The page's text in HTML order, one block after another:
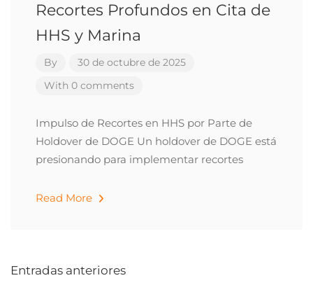
Recortes Profundos en Cita de
HHS y Marina
By
30 de octubre de 2025
With 0 comments
Impulso de Recortes en HHS por Parte de
Holdover de DOGE Un holdover de DOGE está
presionando para implementar recortes
Read More
Entradas anteriores